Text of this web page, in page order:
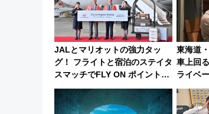
JALとマリオットの強力タッ
グ！ フライトと宿泊のステイタ
スマッチでFLY ON ポイントや
上級会員資格を効率よく獲得す
る方法を解説
東海道
車上回
ライベ